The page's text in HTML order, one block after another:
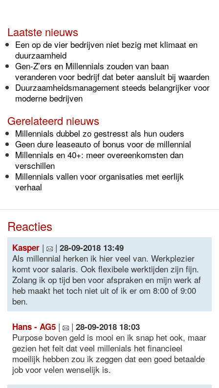
Laatste nieuws
Een op de vier bedrijven niet bezig met klimaat en
duurzaamheid
Gen-Z’ers en Millennials zouden van baan
veranderen voor bedrijf dat beter aansluit bij waarden
Duurzaamheidsmanagement steeds belangrijker voor
moderne bedrijven
Gerelateerd nieuws
Millennials dubbel zo gestresst als hun ouders
Geen dure leaseauto of bonus voor de millennial
Millennials en 40+: meer overeenkomsten dan
verschillen
Millennials vallen voor organisaties met eerlijk
verhaal
Reacties
Kasper | | 28-09-2018 13:49
Als millennial herken ik hier veel van. Werkplezier
komt voor salaris. Ook flexibele werktijden zijn fijn.
Zolang ik op tijd ben voor afspraken en mijn werk af
heb maakt het toch niet uit of ik er om 8:00 of 9:00
ben.
Hans - AG5 | | 28-09-2018 18:03
Purpose boven geld is mooi en ik snap het ook, maar
gezien het feit dat veel millenials het financieel
moeilijk hebben zou ik zeggen dat een goed betaalde
job voor velen wenselijk is.